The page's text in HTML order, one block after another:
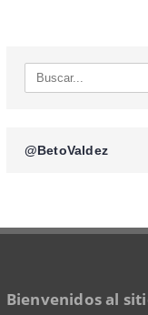
@BetoValdez
Bienvenidos al